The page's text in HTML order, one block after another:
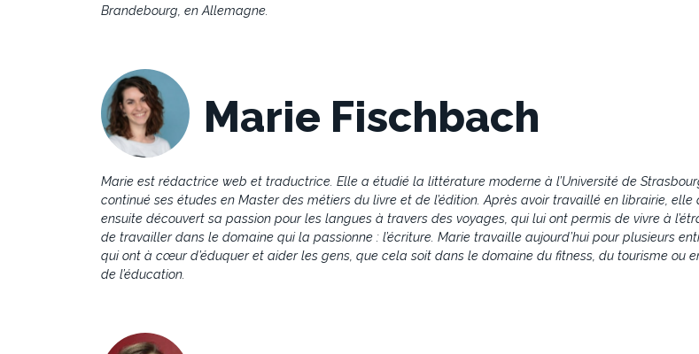
Brandebourg, en Allemagne.
Marie Fischbach
Marie est rédactrice web et traductrice. Elle a étudié la littérature moderne à l’Université de
continué ses études en Master des métiers du livre et de l’édition. Après avoir travaillé en librairie, elle
ensuite découvert sa passion pour les langues à travers des voyages, qui lui ont permis de vivre à
de travailler dans le domaine qui la passionne : l’écriture. Marie travaille aujourd’hui pour plusieurs
qui ont à cœur d’éduquer et aider les gens, que cela soit dans le domaine du fitness, du tourisme ou
de l’éducation.